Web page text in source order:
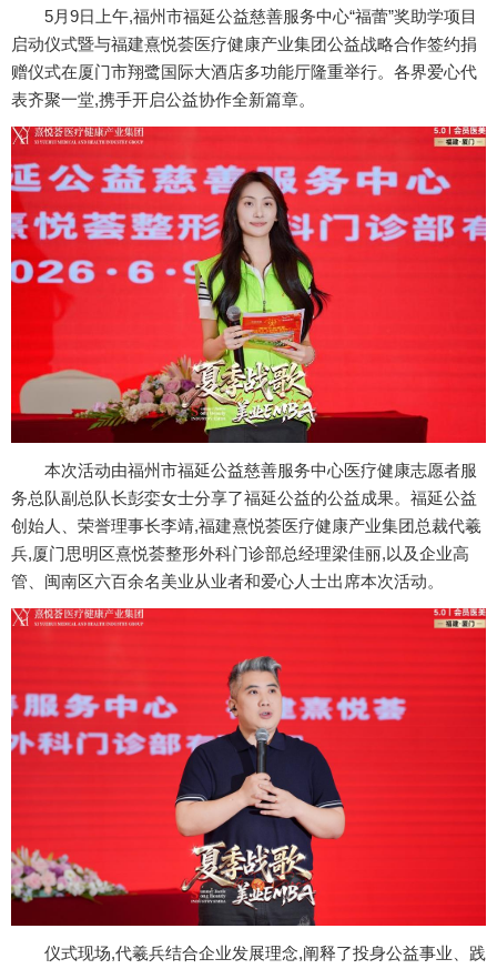
5月9日上午,福州市福延公益慈善服务中心“福蕾”奖助学项目
启动仪式暨与福建熹悦荟医疗健康产业集团公益战略合作签约捐
赠仪式在厦门市翔鹭国际大酒店多功能厅隆重举行。各界爱心代
表齐聚一堂,携手开启公益协作全新篇章。
本次活动由福州市福延公益慈善服务中心医疗健康志愿者服
务总队副总队长彭娈女士分享了福延公益的公益成果。福延公益
创始人、荣誉理事长李靖,福建熹悦荟医疗健康产业集团总裁代羲
兵,厦门思明区熹悦荟整形外科门诊部总经理梁佳丽,以及企业高
管、闽南区六百余名美业从业者和爱心人士出席本次活动。
仪式现场,代羲兵结合企业发展理念,阐释了投身公益事业、践